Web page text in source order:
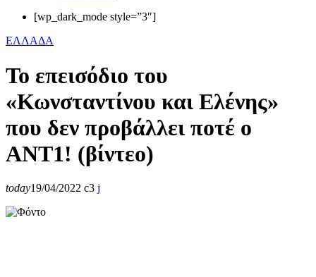
[wp_dark_mode style=”3″]
ΕΛΛΑΔΑ
Το επεισόδιο του
«Κωνσταντίνου και Ελένης»
που δεν προβάλλει ποτέ ο
ΑΝΤ1! (βίντεο)
today19/04/2022 3